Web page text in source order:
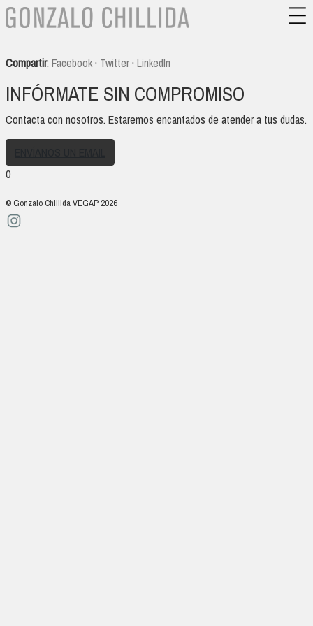
Compartir: Facebook· Twitter· LinkedIn
INFÓRMATE SIN COMPROMISO
Contacta con nosotros. Estaremos encantados de atender a tus dudas.
0
© Gonzalo Chillida VEGAP 2026